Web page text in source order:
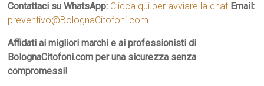
Contattaci su WhatsApp: Clicca qui per avviare la chat Email:
preventivo@BolognaCitofoni.com
Affidati ai migliori marchi e ai professionisti di
BolognaCitofoni.com per una sicurezza senza
compromessi!